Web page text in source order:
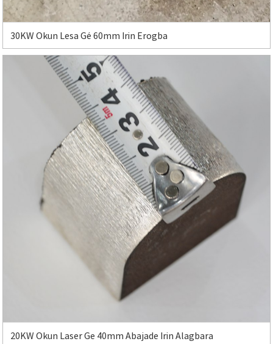
30KW Okun Lesa Gé 60mm Irin Erogba
20KW Okun Laser Ge 40mm Abajade Irin Alagbara